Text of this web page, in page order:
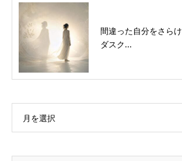
間違った自分をさら
ダスク...
月を選択